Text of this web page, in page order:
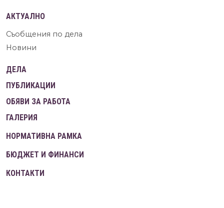
АКТУАЛНО
Съобщения по дела
Новини
ДЕЛА
ПУБЛИКАЦИИ
ОБЯВИ ЗА РАБОТА
ГАЛЕРИЯ
НОРМАТИВНА РАМКА
БЮДЖЕТ И ФИНАНСИ
КОНТАКТИ